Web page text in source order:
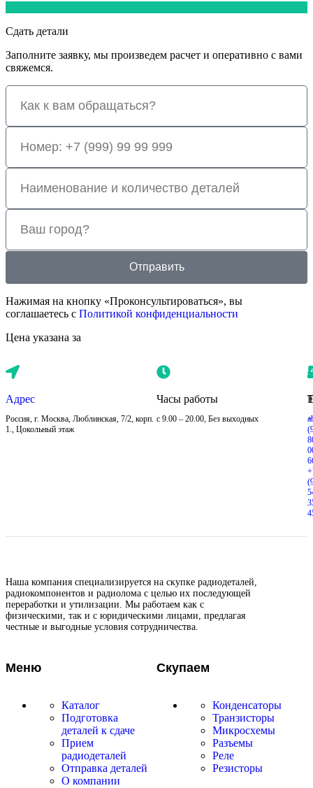
Сдать детали
Заполните заявку, мы произведем расчет и оперативно с вами
свяжемся.
Отправить
Нажимая на кнопку «Проконсультироваться», вы
соглашаетесь с Политикой конфиденциальности
Цена указана за
Адрес
Россия, г. Москва, Люблинская, 7/2, корп.
1., Цокольный этаж
Часы работы
с 9.00 – 20.00, Без выходных
Наша компания специализируется на скупке радиодеталей,
радиокомпонентов и радиолома с целью их последующей
переработки и утилизации. Мы работаем как с
физическими, так и с юридическими лицами, предлагая
честные и выгодные условия сотрудничества.
Меню
Каталог
Подготовка
деталей к сдаче
Прием
радиодеталей
Отправка деталей
О компании
Скупаем
Конденсаторы
Транзисторы
Микросхемы
Разъемы
Реле
Резисторы